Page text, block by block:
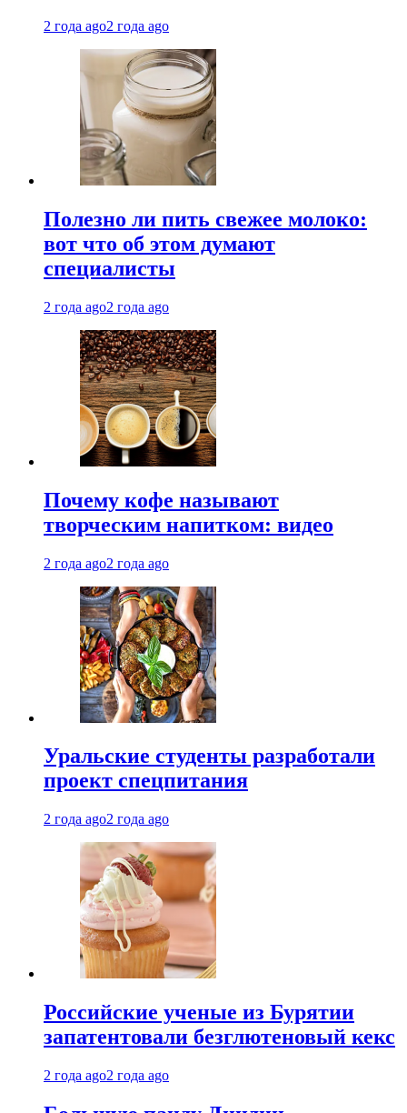
2 года ago2 года ago
Полезно ли пить свежее молоко:
вот что об этом думают
специалисты
2 года ago2 года ago
Почему кофе называют
творческим напитком: видео
2 года ago2 года ago
Уральские студенты разработали
проект спецпитания
2 года ago2 года ago
Российские ученые из Бурятии
запатентовали безглютеновый кекс
2 года ago2 года ago